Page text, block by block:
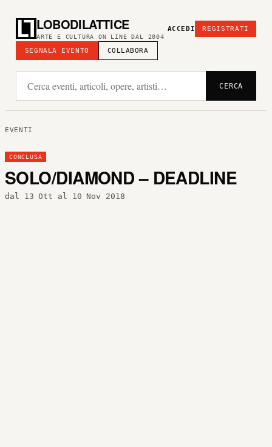
LOBODILATTICE
ARTE E CULTURA ON LINE DAL 2004
SEGNALA EVENTO COLLABORA
ACCEDI REGISTRATI
CERCA
EVENTI
CONCLUSA
SOLO/DIAMOND – DEADLINE
dal 13 Ott al 10 Nov 2018